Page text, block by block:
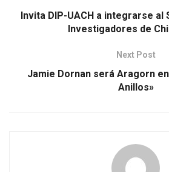
Invita DIP-UACH a integrarse al
Investigadores de
Next Post
Jamie Dornan será Aragorn
Anillos»